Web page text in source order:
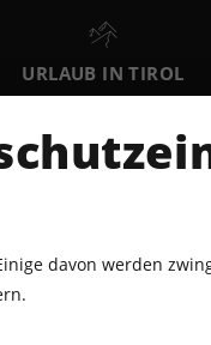
URLAUB IN TIROL
DI
davon werden